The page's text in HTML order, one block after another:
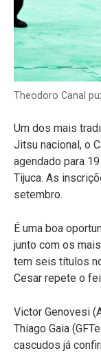
Theodoro Canal
Um dos mais
Jitsu nacional, o
agendado para
Tijuca. As
setembro.
É uma boa
junto com os
tem seis títulos
Cesar repete o
Victor Genovesi
Thiago Gaia
cascudos já